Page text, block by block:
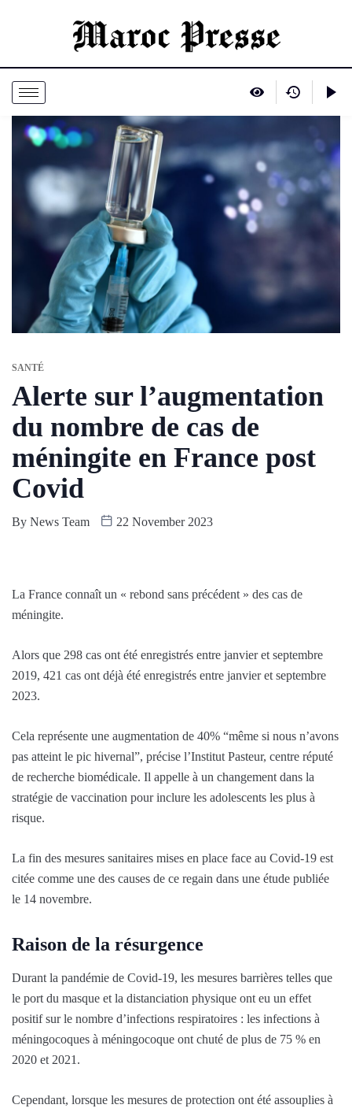
SANTÉ
Alerte sur l’augmentation
du nombre de cas de
méningite en France post
Covid
By News Team 22 November 2023
La France connaît un « rebond sans précédent » des cas de
méningite.
Alors que 298 cas ont été enregistrés entre janvier et septembre
2019, 421 cas ont déjà été enregistrés entre janvier et septembre
2023.
Cela représente une augmentation de 40% “même si nous n’avons
pas atteint le pic hivernal”, précise l’Institut Pasteur, centre réputé
de recherche biomédicale. Il appelle à un changement dans la
stratégie de vaccination pour inclure les adolescents les plus à
risque.
La fin des mesures sanitaires mises en place face au Covid-19 est
citée comme une des causes de ce regain dans une étude publiée
le 14 novembre.
Raison de la résurgence
Durant la pandémie de Covid-19, les mesures barrières telles que
le port du masque et la distanciation physique ont eu un effet
positif sur le nombre d’infections respiratoires : les infections à
méningocoques à méningocoque ont chuté de plus de 75 % en
2020 et 2021.
Cependant, lorsque les mesures de protection ont été assouplies à